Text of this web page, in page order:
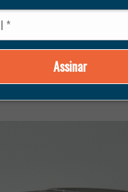
Assinar
Bitzer /